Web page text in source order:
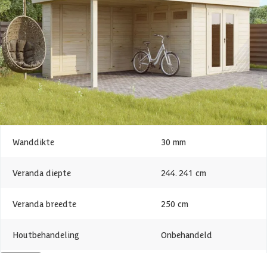
Breedte 500 cm
Lengte 250 cm
Hoogte 247 cm
Oppervlakte 13 m2
Wanddikte 30 mm
Veranda diepte 244. 241 cm
Veranda breedte 250 cm
Houtbehandeling Onbehandeld